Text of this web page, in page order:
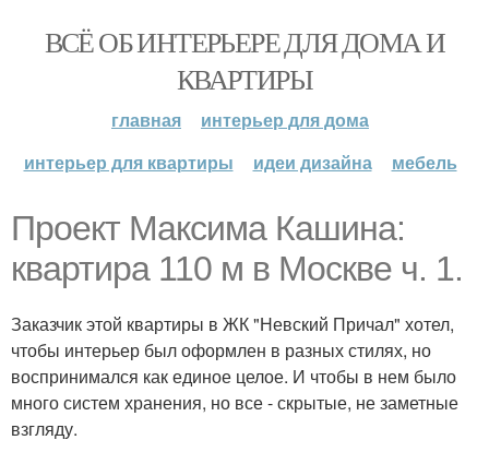
ВСЁ ОБ ИНТЕРЬЕРЕ ДЛЯ ДОМА И
КВАРТИРЫ
главная
интерьер для дома
интерьер для квартиры
идеи дизайна мебель
Проект Максима Кашина:
квартира 110 м в Москве ч. 1.
Заказчик этой квартиры в ЖК "Невский Причал" хотел,
чтобы интерьер был оформлен в разных стилях, но
воспринимался как единое целое. И чтобы в нем было
много систем хранения, но все - скрытые, не заметные
взгляду.